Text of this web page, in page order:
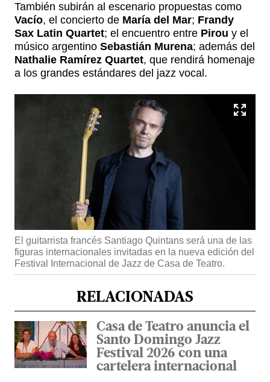
También subirán al escenario propuestas como
Vacío, el concierto de María del Mar; Frandy
Sax Latin Quartet; el encuentro entre Pirou y el
músico argentino Sebastián Murena; además del
Nathalie Ramírez Quartet, que rendirá homenaje
a los grandes estándares del jazz vocal.
El guitarrista francés Santiago Quintans será una de las
figuras internacionales invitadas en la nueva edición del
Festival Internacional de Jazz de Casa de Teatro.
RELACIONADAS
Casa de Teatro anuncia el
Santo Domingo Jazz
Festival 2026 con una
cartelera internacional